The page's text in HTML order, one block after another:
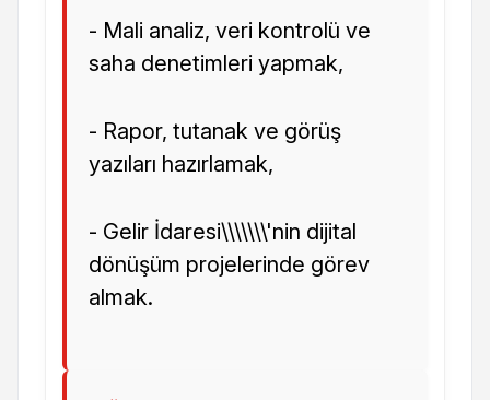
- Mali analiz, veri kontrolü ve
saha denetimleri yapmak,
- Rapor, tutanak ve görüş
yazıları hazırlamak,
- Gelir İdaresi\\\\\\\'nin dijital
dönüşüm projelerinde görev
almak.